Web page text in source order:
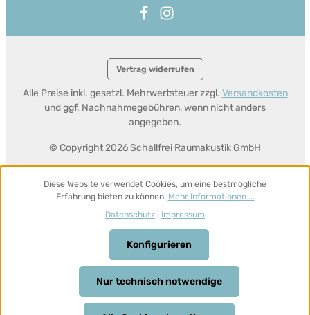
Vertrag widerrufen
© Copyright 2026 Schallfrei Raumakustik GmbH
Alle Preise inkl. gesetzl. Mehrwertsteuer zzgl. Versandkosten
und ggf. Nachnahmegebühren, wenn nicht anders
angegeben.
Diese Website verwendet Cookies, um eine bestmögliche
Erfahrung bieten zu können. Mehr Informationen ...
Datenschutz
Impressum
Nur technisch notwendige
Konfigurieren